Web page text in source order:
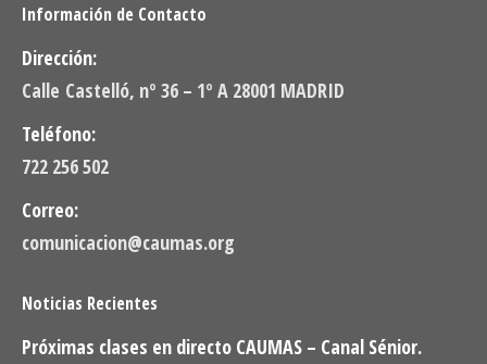
Información de Contacto
Dirección:
Calle Castelló, nº 36 – 1º A 28001 MADRID
Teléfono:
722 256 502
Correo:
comunicacion@caumas.org
Noticias Recientes
Próximas clases en directo CAUMAS – Canal Sénior.